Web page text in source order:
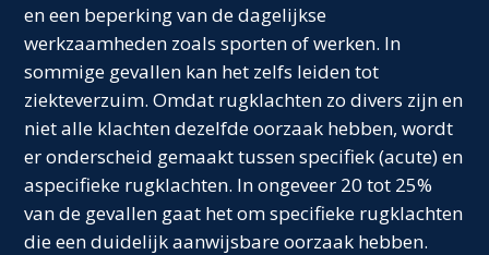
en een beperking van de dagelijkse
werkzaamheden zoals sporten of werken. In
sommige gevallen kan het zelfs leiden tot
ziekteverzuim. Omdat rugklachten zo divers zijn en
niet alle klachten dezelfde oorzaak hebben, wordt
er onderscheid gemaakt tussen specifiek (acute) en
aspecifieke rugklachten. In ongeveer 20 tot 25%
van de gevallen gaat het om specifieke rugklachten
die een duidelijk aanwijsbare oorzaak hebben.